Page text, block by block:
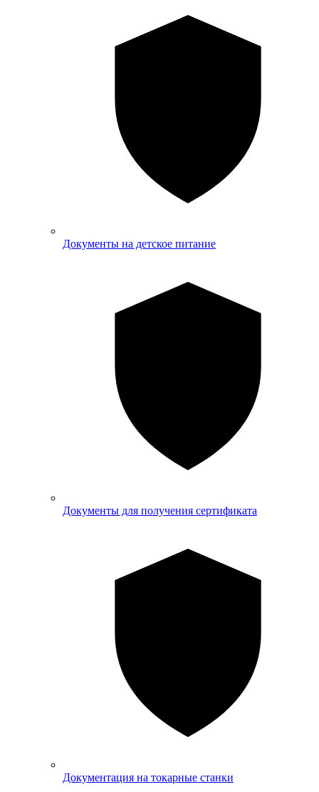
Документы на детское питание
Документы для получения сертификата
Документация на токарные станки